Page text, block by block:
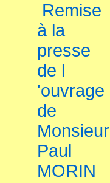
Remise
à la
presse
de l
'ouvrage
de
Monsieur
Paul
MORIN